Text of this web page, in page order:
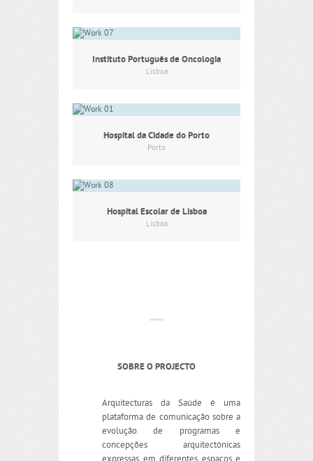
Instituto Português de Oncologia
Lisboa
Hospital da Cidade do Porto
Porto
Hospital Escolar de Lisboa
Lisboa
SOBRE O PROJECTO
Arquitecturas da Saúde é uma
plataforma de comunicação sobre a
evolução de programas e
concepções arquitectónicas